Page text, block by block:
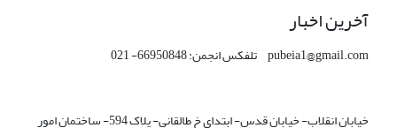
آخرین اخبار
pubeia1@gmail.com تلفکس انجمن: 66950848- 021
خیابان انقلاب- خیابان قدس- ابتدای خ طالقانی- پلاک 594- ساختمان امور